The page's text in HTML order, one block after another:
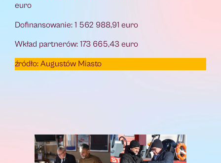
euro
Dofinansowanie: 1 562 988,91 euro
Wkład partnerów: 173 665,43 euro
źródło: Augustów Miasto